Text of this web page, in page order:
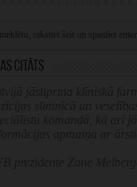
citāts